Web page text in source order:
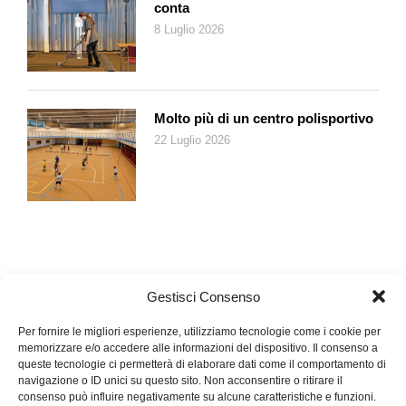
Gestisci Consenso
Per fornire le migliori esperienze, utilizziamo tecnologie come i cookie per
memorizzare e/o accedere alle informazioni del dispositivo. Il consenso a
queste tecnologie ci permetterà di elaborare dati come il comportamento di
navigazione o ID unici su questo sito. Non acconsentire o ritirare il
consenso può influire negativamente su alcune caratteristiche e funzioni.
Effettuare riscatti nella cassa pensioni
Si dovrebbero rivedere regolarmente gli averi di vecchiaia
previdenza che arriva ogni anno a casa. Eventuali lacune
contributive – dovute ad esempio all’aumento del salario –
possono essere colmate con riscatti volontari. L’importo da
versare dipende dall’entità della lacuna e anche questo è
riportato nel certificato.
delle prestazioni dell’AVS, della cassa pensioni e del pilastro
fino al pensionamento può essere utilizzato per colmare
eventuali lacune previdenziali e ottimizzare la situazione
finanziaria.
conta
8 Luglio 2026
Molto più di un centro polisportivo
22 Luglio 2026